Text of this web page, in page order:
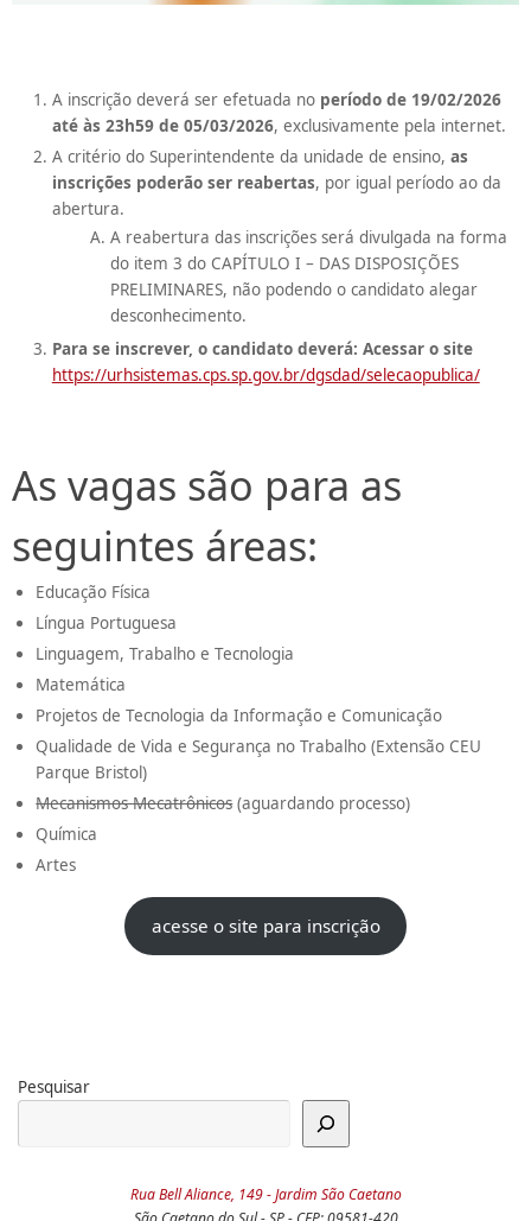
A inscrição deverá ser efetuada no período de 19/02/2026
até às 23h59 de 05/03/2026, exclusivamente pela internet.
A critério do Superintendente da unidade de ensino, as
inscrições poderão ser reabertas, por igual período ao da
abertura.
A reabertura das inscrições será divulgada na forma
do item 3 do CAPÍTULO I – DAS DISPOSIÇÕES
PRELIMINARES, não podendo o candidato alegar
desconhecimento.
Para se inscrever, o candidato deverá: Acessar o site
https://urhsistemas.cps.sp.gov.br/dgsdad/selecaopublica/
As vagas são para as
seguintes áreas:
Educação Física
Língua Portuguesa
Linguagem, Trabalho e Tecnologia
Matemática
Projetos de Tecnologia da Informação e Comunicação
Qualidade de Vida e Segurança no Trabalho (Extensão CEU
Parque Bristol)
Mecanismos Mecatrônicos(aguardando processo)
Química
Artes
acesse o site para inscrição
Pesquisar
Rua Bell Aliance, 149 - Jardim São Caetano